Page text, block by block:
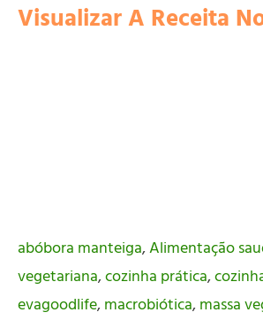
Visualizar A Receita
abóbora manteiga,Alimentação
vegetariana,cozinha prática,
evagoodlife,macrobiótica,massa